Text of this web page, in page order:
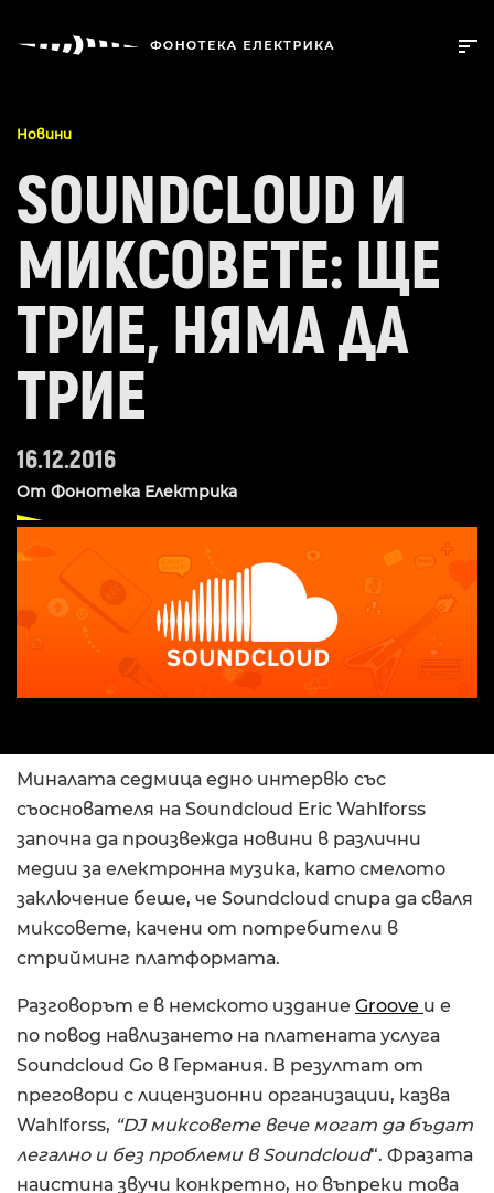
Новини
SOUNDCLOUD И
МИКСОВЕТЕ: ЩЕ
ТРИЕ, НЯМА ДА
ТРИЕ
16.12.2016
От Фонотека Електрика
Миналата седмица едно интервю със
съоснователя на Soundcloud Eric Wahlforss
започна да произвежда новини в различни
медии за електронна музика, като смелото
заключение беше, че Soundcloud спира да сваля
миксовете, качени от потребители в
стрийминг платформата.
Разговорът е в немското издание Groove и е
по повод навлизането на платената услуга
Soundcloud Go в Германия. В резултат от
преговори с лицензионни организации, казва
Wahlforss, “DJ миксовете вече могат да бъдат
легално и без проблеми в Soundcloud“. Фразата
наистина звучи конкретно, но въпреки това